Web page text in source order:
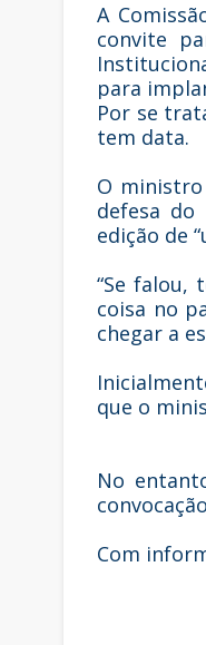
A
convite
para
Por se
tem data.
O
defesa do
edição de
“Se falou,
coisa no
chegar a
que o
No
Com